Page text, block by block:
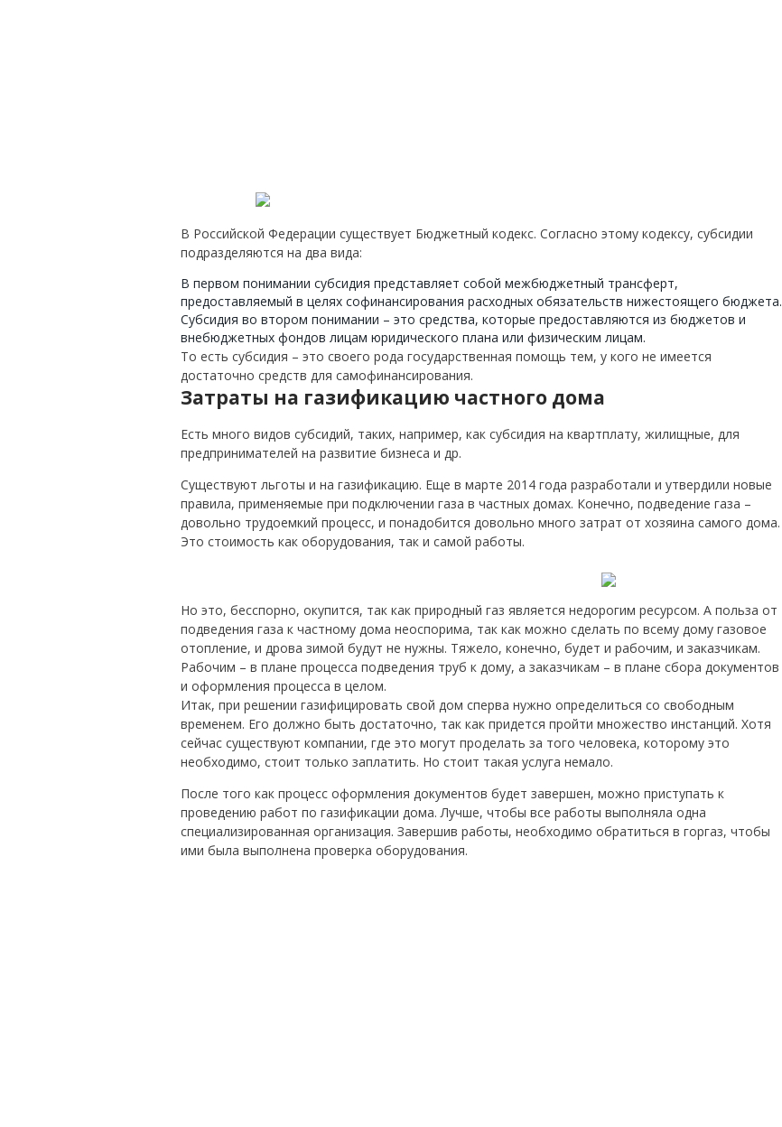
В Российской Федерации существует Бюджетный кодекс. Согласно этому кодексу, субсидии
подразделяются на два вида:
В первом понимании субсидия представляет собой межбюджетный трансферт,
предоставляемый в целях софинансирования расходных обязательств нижестоящего бюджета.
Субсидия во втором понимании – это средства, которые предоставляются из бюджетов и
внебюджетных фондов лицам юридического плана или физическим лицам.
То есть субсидия – это своего рода государственная помощь тем, у кого не имеется
достаточно средств для самофинансирования.
Затраты на газификацию частного дома
Есть много видов субсидий, таких, например, как субсидия на квартплату, жилищные, для
предпринимателей на развитие бизнеса и др.
Существуют льготы и на газификацию. Еще в марте 2014 года разработали и утвердили новые
правила, применяемые при подключении газа в частных домах. Конечно, подведение газа –
довольно трудоемкий процесс, и понадобится довольно много затрат от хозяина самого дома.
Это стоимость как оборудования, так и самой работы.
Но это, бесспорно, окупится, так как природный газ является недорогим ресурсом. А польза от
подведения газа к частному дома неоспорима, так как можно сделать по всему дому газовое
отопление, и дрова зимой будут не нужны. Тяжело, конечно, будет и рабочим, и заказчикам.
Рабочим – в плане процесса подведения труб к дому, а заказчикам – в плане сбора документов
и оформления процесса в целом.
Итак, при решении газифицировать свой дом сперва нужно определиться со свободным
временем. Его должно быть достаточно, так как придется пройти множество инстанций. Хотя
сейчас существуют компании, где это могут проделать за того человека, которому это
необходимо, стоит только заплатить. Но стоит такая услуга немало.
После того как процесс оформления документов будет завершен, можно приступать к
проведению работ по газификации дома. Лучше, чтобы все работы выполняла одна
специализированная организация. Завершив работы, необходимо обратиться в горгаз, чтобы
ими была выполнена проверка оборудования.